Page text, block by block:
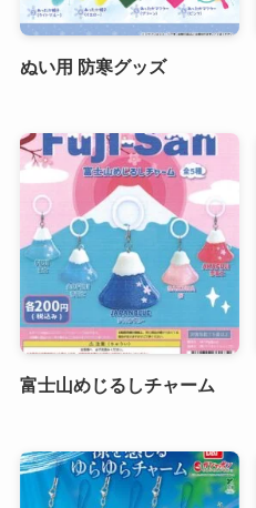
ぬい用 防寒グッズ
富士山めじるしチャーム